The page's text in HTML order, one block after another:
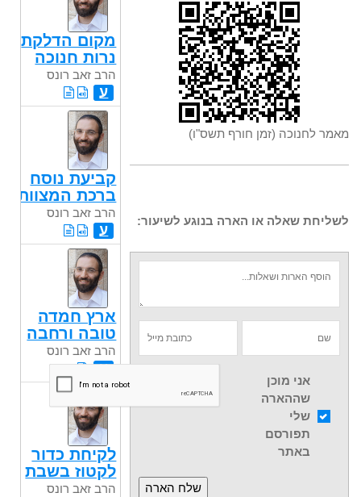
מאמר לחנוכה (זמן חורף תשס"ו)
לשליחת שאלה או הארה בנוגע לשיעור:
אני מוכן
שההארה
שלי
תפורסם
באתר
מקום הדלקת
נרות חנוכה
הרב זאב רונס
ע
קביעת נוסח
ברכת המצוות
הרב זאב רונס
ע
ארץ חמדה
טובה ורחבה
הרב זאב רונס
ע
לקיחת כדור
לקטוז בשבת
הרב זאב רונס